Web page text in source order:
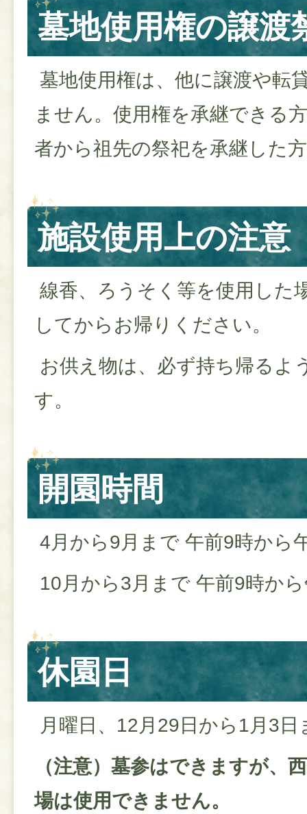
墓地使用権の譲渡
墓地使用権は、他に譲渡や転
ません。使用権を承継できる
者から祖先の祭祀を承継した
施設使用上の注意
線香、ろうそく等を使用した
してからお帰りください。
お供え物は、必ず持ち帰るよ
す。
開園時間
4月から9月まで 午前9時から
10月から3月まで 午前9時か
休園日
月曜日、12月29日から1月3日
（注意）墓参はできますが、
場は使用できません。